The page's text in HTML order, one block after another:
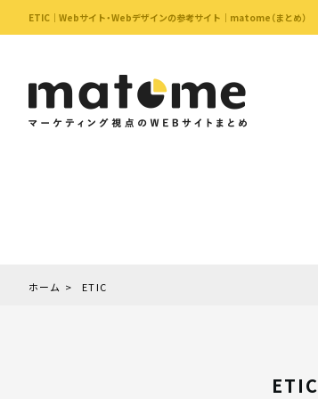
ETIC｜Webサイト・Webデザインの参考サイト｜matome（まとめ）
ホーム ETIC
ETIC